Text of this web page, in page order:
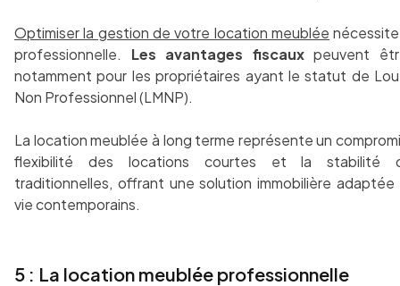
Optimiser la gestion de votre location meublée
professionnelle. Les avantages fiscauxpeuvent
notamment pour les propriétaires ayant le statut de
Non Professionnel (LMNP).
La location meublée à long terme représente un
flexibilité des locations courtes et la stabilité
traditionnelles, offrant une solution immobilière
vie contemporains.
5 : La location meublée professionnelle